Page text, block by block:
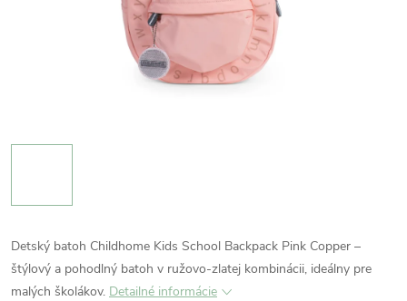
Detský batoh Childhome Kids School Backpack Pink Copper –
štýlový a pohodlný batoh v ružovo-zlatej kombinácii, ideálny pre
malých školákov. Detailné informácie